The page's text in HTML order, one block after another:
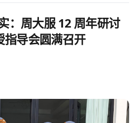
：周大服 12 周年研讨
指导会圆满召开